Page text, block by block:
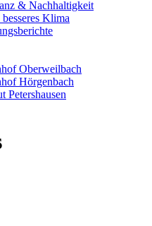
& Nachhaltigkeit
Klima
Oberweilbach
Hörgenbach
Petershausen